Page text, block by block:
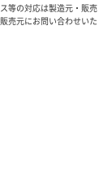
等の対応は製造元・販売
売元にお問い合わせいた